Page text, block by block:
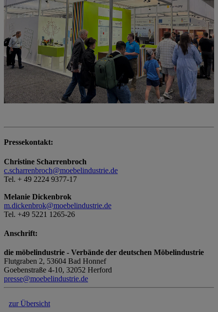
Pressekontakt:
Christine Scharrenbroch
c.scharrenbroch@moebelindustrie.de
Tel. + 49 2224 9377-17
Melanie Dickenbrok
m.dickenbrok@moebelindustrie.de
Tel. +49 5221 1265-26
Anschrift:
die möbelindustrie - Verbände der deutschen Möbelindustrie
Flutgraben 2, 53604 Bad Honnef
Goebenstraße 4-10, 32052 Herford
presse@moebelindustrie.de
zur Übersicht